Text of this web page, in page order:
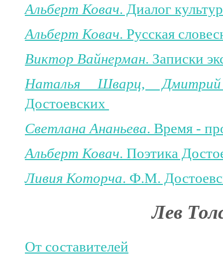
Альберт Ковач. Диалог
Альберт Ковач. Русская
Виктор Вайнерман. Записки
Наталья Шварц, Дмитрий
Достоевских
Светлана Ананьева. Время -
Альберт Ковач. Поэтика
Ливия Которча. Ф.М.
Лев
От составителей